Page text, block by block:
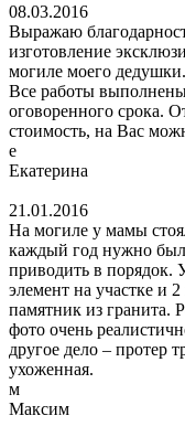
08.03.2016
Выражаю
изготовление
могиле моего
Все работы
оговоренного срока.
стоимость, на Вас
е
Екатерина
21.01.2016
На могиле у мамы
каждый год нужно
приводить в порядок.
элемент на участке и 2
памятник из гранита.
фото очень
другое дело – протер
ухоженная.
м
Максим